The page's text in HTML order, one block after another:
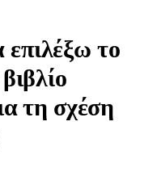
το
τη σχέση